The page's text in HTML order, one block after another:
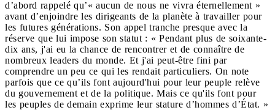
d’abord rappelé qu’« aucun de nous ne vivra éternellement »
avant d’enjoindre les dirigeants de la planète à travailler pour
les futures générations. Son appel tranche presque avec la
réserve que lui impose son statut : « Pendant plus de soixante-
dix ans, j'ai eu la chance de rencontrer et de connaître de
nombreux leaders du monde. Et j'ai peut-être fini par
comprendre un peu ce qui les rendait particuliers. On note
parfois que ce qu’ils font aujourd'hui pour leur peuple relève
du gouvernement et de la politique. Mais ce qu'ils font pour
les peuples de demain exprime leur stature d’hommes d’État. »